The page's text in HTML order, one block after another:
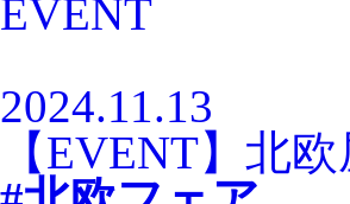
EVENT
2024.11.13
【EVENT】北